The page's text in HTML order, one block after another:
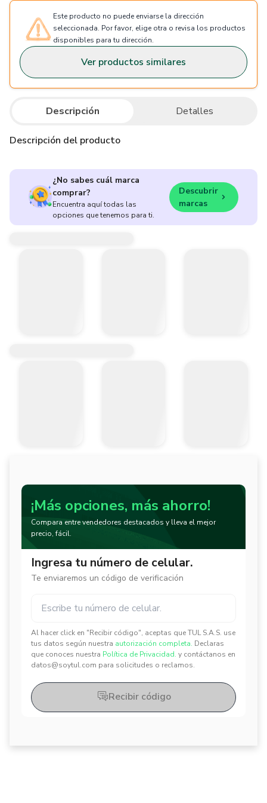
Este producto no puede enviarse la dirección
seleccionada. Por favor, elige otra o revisa los productos
disponibles para tu dirección.
Ver productos similares
Descripción Detalles
Descripción del producto
¿No sabes cuál marca
comprar?
Encuentra aquí todas las
opciones que tenemos para ti.
Descubrir
marcas
¡Más opciones, más ahorro!
Compara entre vendedores destacados y lleva el mejor
precio, fácil.
Ingresa tu número de celular.
Te enviaremos un código de verificación
Al hacer click en "Recibir código", aceptas que TUL S.A.S. use
tus datos según nuestra autorización completa. Declaras
que conoces nuestra Política de Privacidad. y contáctanos en
datos@soytul.com para solicitudes o reclamos.
✕
✕
Recibir código